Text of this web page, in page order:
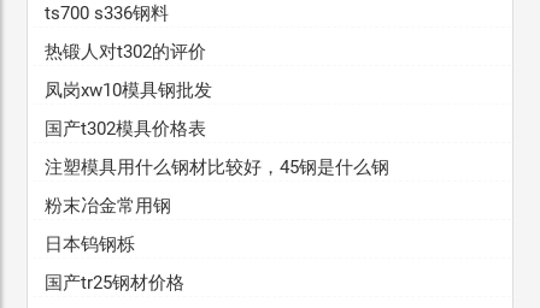
ts700 s336钢料
热锻人对t302的评价
凤岗xw10模具钢批发
国产t302模具价格表
注塑模具用什么钢材比较好，45钢是什么钢
粉末冶金常用钢
日本钨钢栎
国产tr25钢材价格